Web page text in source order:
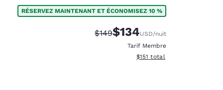
RÉSERVEZ MAINTENANT ET ÉCONOMISEZ 10 %
Tarif barré :
$149Tarif réduit :
$134USD/nuit
Tarif Membre
Afficher les détails du total
$151 total